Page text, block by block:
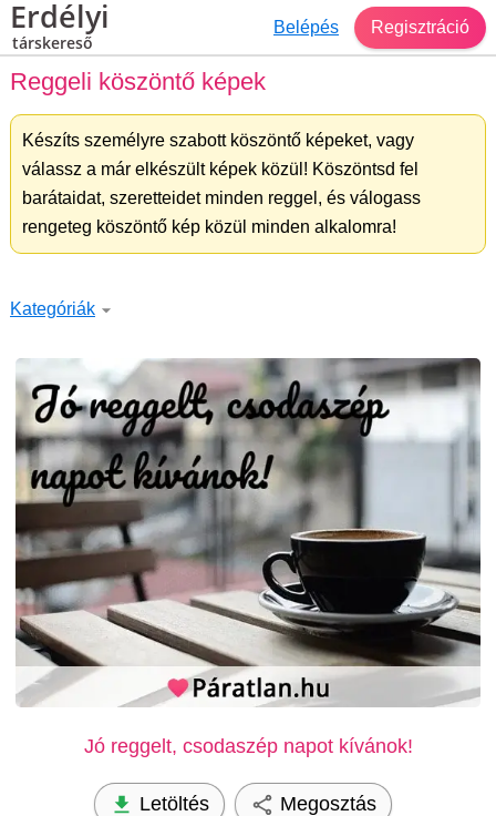
Erdélyi
társkereső
Belépés Regisztráció
Reggeli köszöntő képek
Készíts személyre szabott köszöntő képeket, vagy
válassz a már elkészült képek közül! Köszöntsd fel
barátaidat, szeretteidet minden reggel, és válogass
rengeteg köszöntő kép közül minden alkalomra!
Kategóriák
Jó reggelt, csodaszép napot kívánok!
Letöltés Megosztás